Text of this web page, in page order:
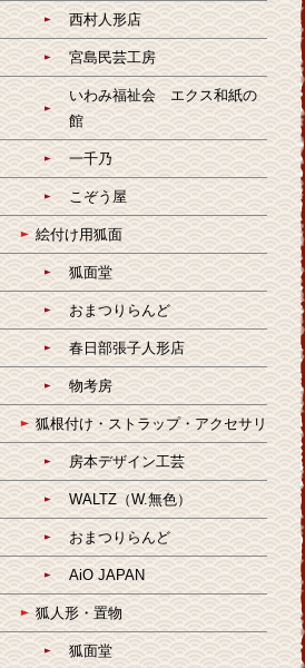
西村人形店
宮島民芸工房
いわみ福祉会 エクス和紙の
館
一千乃
こぞう屋
絵付け用狐面
狐面堂
おまつりらんど
春日部張子人形店
物考房
狐根付け・ストラップ・アクセサリ
房本デザイン工芸
WALTZ（W.無色）
おまつりらんど
AiO JAPAN
狐人形・置物
狐面堂